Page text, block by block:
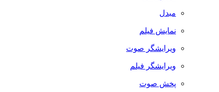
مبدل
نمایش فیلم
ویرایشگر صوت
ویرایشگر فیلم
پخش صوت